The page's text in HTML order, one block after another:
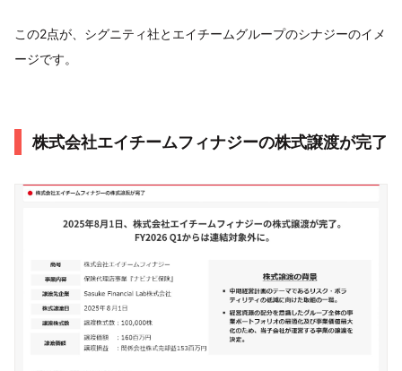
この2点が、シグニティ社とエイチームグループのシナジーのイメ
ージです。
株式会社エイチームフィナジーの株式譲渡が完了